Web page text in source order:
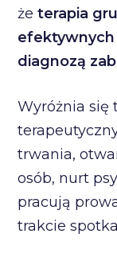
żeterapia
diagnozą
Wyróżnia się
trwania,
osób, nurt
pracują
trakcie